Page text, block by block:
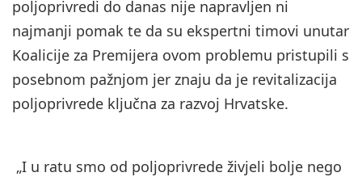
poljoprivredi do danas nije napravljen ni
najmanji pomak te da su ekspertni timovi unutar
Koalicije za Premijera ovom problemu pristupili s
posebnom pažnjom jer znaju da je revitalizacija
poljoprivrede ključna za razvoj Hrvatske.
„I u ratu smo od poljoprivrede živjeli bolje nego